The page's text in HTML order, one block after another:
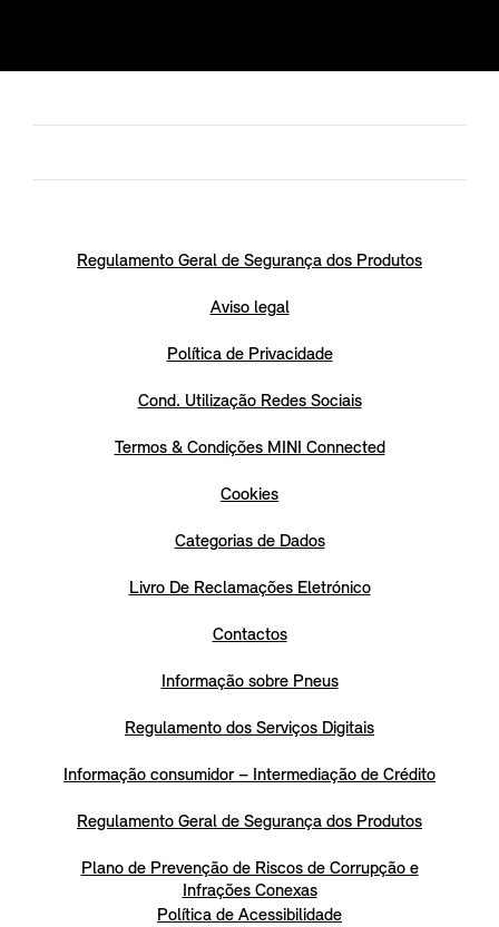
Regulamento Geral de Segurança dos Produtos
Aviso legal
Política de Privacidade
Cond. Utilização Redes Sociais
Termos & Condições MINI Connected
Cookies
Categorias de Dados
Livro De Reclamações Eletrónico
Contactos
Informação sobre Pneus
Regulamento dos Serviços Digitais
Informação consumidor – Intermediação de Crédito
Regulamento Geral de Segurança dos Produtos
Plano de Prevenção de Riscos de Corrupção e
Infrações Conexas
Política de Acessibilidade